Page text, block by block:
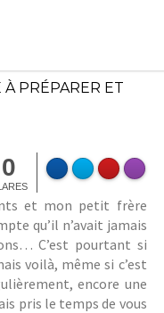
les jours
À PRÉPARER ET
0
et mon petit frère
qu’il n’avait jamais
C’est pourtant si
voilà, même si c’est
encore une
pris le temps de vous